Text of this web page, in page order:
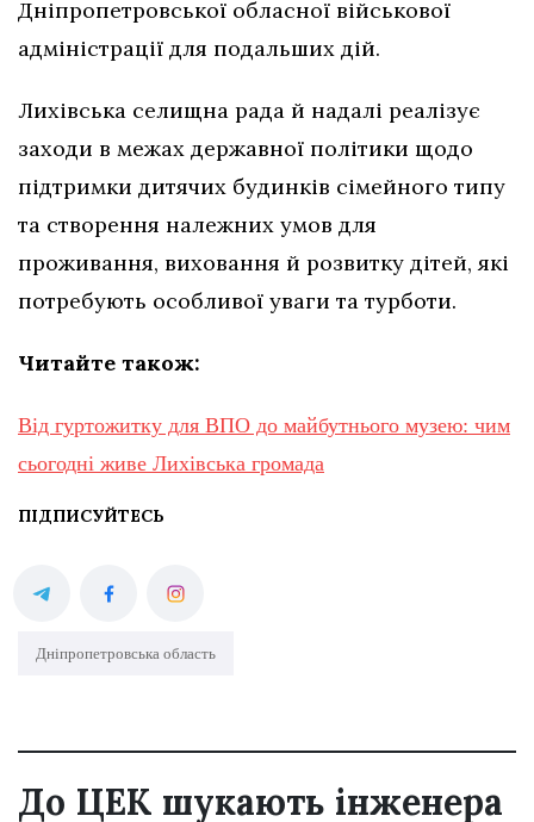
Дніпропетровської обласної військової
адміністрації для подальших дій.
Лихівська селищна рада й надалі реалізує
заходи в межах державної політики щодо
підтримки дитячих будинків сімейного типу
та створення належних умов для
проживання, виховання й розвитку дітей, які
потребують особливої уваги та турботи.
Читайте також:
Від гуртожитку для ВПО до майбутнього музею: чим
сьогодні живе Лихівська громада
ПІДПИСУЙТЕСЬ
Дніпропетровська область
До ЦЕК шукають інженера